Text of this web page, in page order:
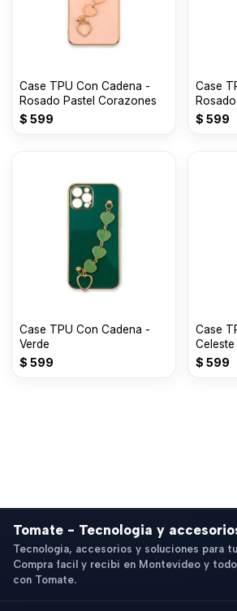
Case TPU Con Cadena -
Rosado Pastel Corazones
$ 599
Case
$ 599
Case TPU Con Cadena -
Verde
$ 599
Case
Celeste
$ 599
Tomate - Tecnologia y
Tecnologia, accesorios y soluciones para
Compra facil y recibi en Montevideo y
con Tomate.